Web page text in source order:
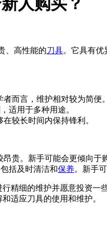
人购买？
、高性能的刀具。它具有优
而言，维护相对较为简便。
适用于多种用途。
较长时间内保持锋利。
贵。新手可能会更倾向于
括及时清洁和保养。新手
精细的维护并愿意投资
适应刀具的使用和维护。